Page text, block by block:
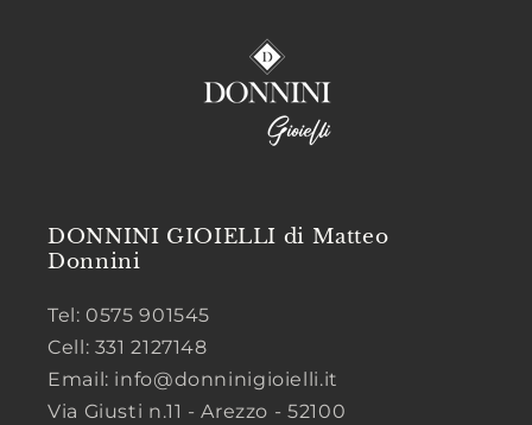
DONNINI GIOIELLI di Matteo
Donnini
Tel: 0575 901545
Cell: 331 2127148
Email: info@donninigioielli.it
Via Giusti n.11 - Arezzo - 52100